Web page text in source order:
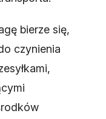
bierze się,
czynienia